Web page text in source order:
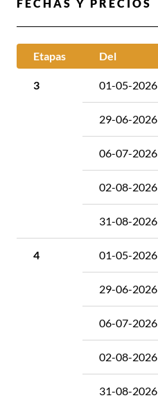
FECHAS Y PRECIOS
Etapas Del
3 01-05-2026
29-06-2026
06-07-2026
02-08-2026
31-08-2026
4 01-05-2026
29-06-2026
06-07-2026
02-08-2026
31-08-2026